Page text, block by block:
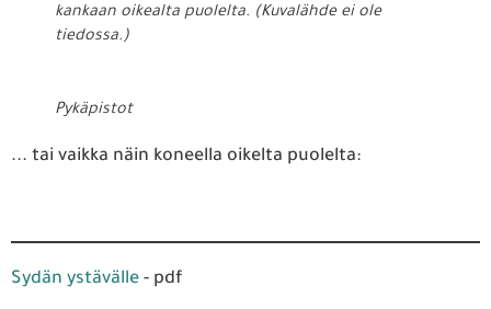
kankaan oikealta puolelta. (Kuvalähde ei ole
tiedossa.)
Pykäpistot
... tai vaikka näin koneella oikelta puolelta:
Sydän ystävälle - pdf